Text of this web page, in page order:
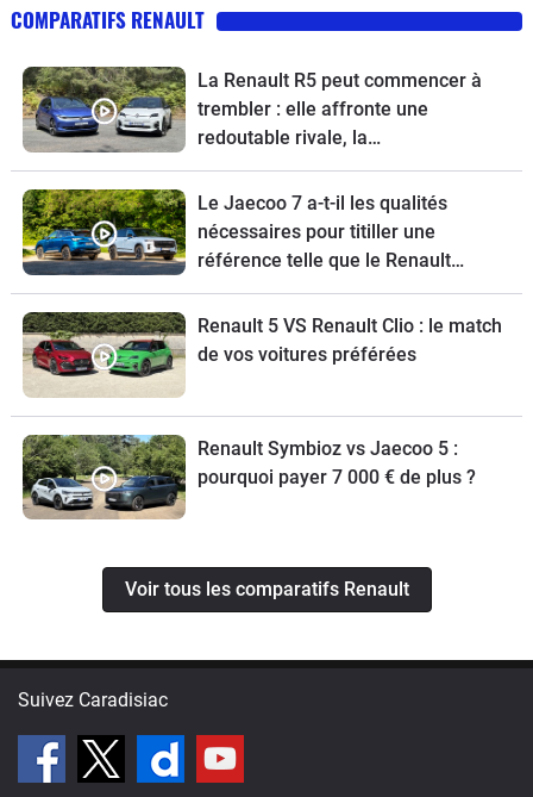
COMPARATIFS RENAULT
La Renault R5 peut commencer à
trembler : elle affronte une
redoutable rivale, la
Volkswagen ID.Polo
Le Jaecoo 7 a-t-il les qualités
nécessaires pour titiller une
référence telle que le Renault
Austral ?
Renault 5 VS Renault Clio : le match
de vos voitures préférées
Renault Symbioz vs Jaecoo 5 :
pourquoi payer 7 000 € de plus ?
Voir tous les comparatifs Renault
Suivez Caradisiac